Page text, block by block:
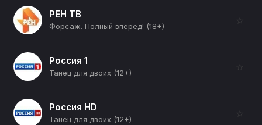
РЕН ТВ
Форсаж. Полный вперед! (18+)
☆
Россия 1
Танец для двоих (12+)
☆
Россия HD
Танец для двоих (12+)
☆